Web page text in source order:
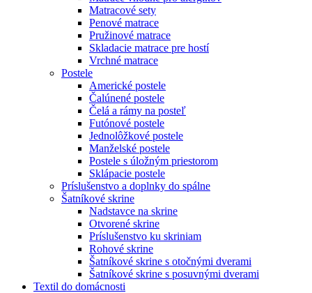
Matracové sety
Penové matrace
Pružinové matrace
Skladacie matrace pre hostí
Vrchné matrace
Postele
Americké postele
Čalúnené postele
Čelá a rámy na posteľ
Futónové postele
Jednolôžkové postele
Manželské postele
Postele s úložným priestorom
Sklápacie postele
Príslušenstvo a doplnky do spálne
Šatníkové skrine
Nadstavce na skrine
Otvorené skrine
Príslušenstvo ku skriniam
Rohové skrine
Šatníkové skrine s otočnými dverami
Šatníkové skrine s posuvnými dverami
Textil do domácnosti